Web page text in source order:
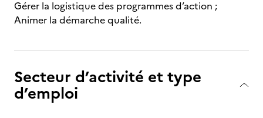
Gérer la logistique des programmes d’action ;
Animer la démarche qualité.
Secteur d’activité et type
d’emploi